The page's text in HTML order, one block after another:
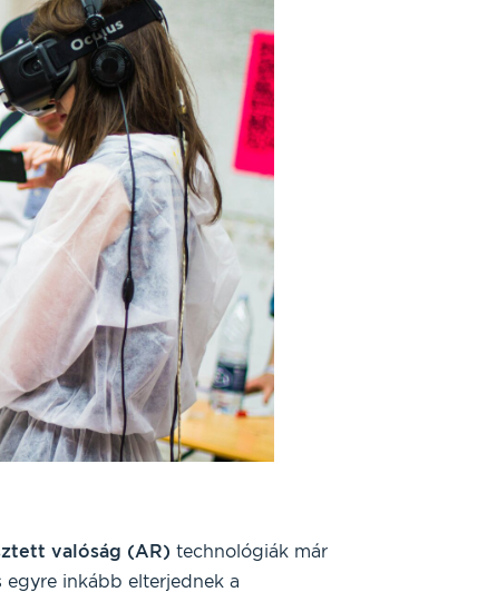
valóság (AR) technológiák már
inkább elterjednek a